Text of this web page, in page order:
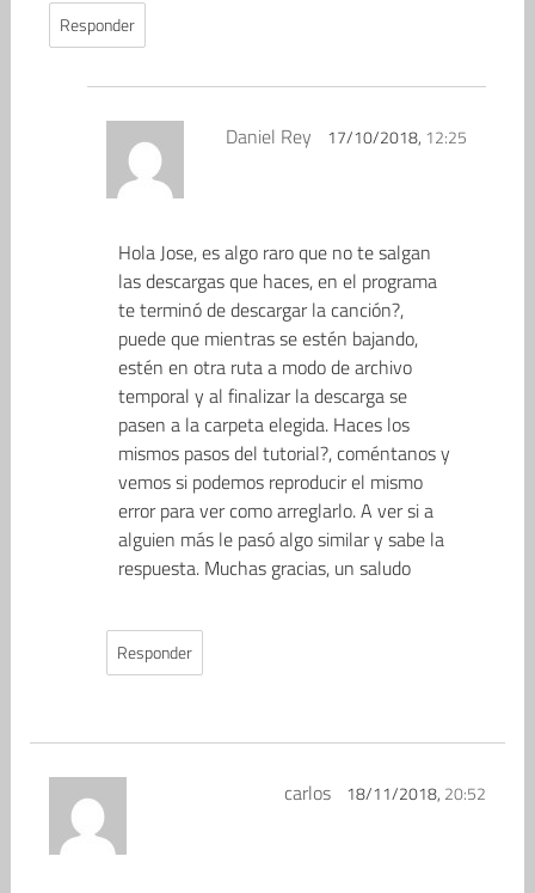
Responder
Daniel Rey 17/10/2018, 12:25
Hola Jose, es algo raro que no te salgan
las descargas que haces, en el programa
te terminó de descargar la canción?,
puede que mientras se estén bajando,
estén en otra ruta a modo de archivo
temporal y al finalizar la descarga se
pasen a la carpeta elegida. Haces los
mismos pasos del tutorial?, coméntanos y
vemos si podemos reproducir el mismo
error para ver como arreglarlo. A ver si a
alguien más le pasó algo similar y sabe la
respuesta. Muchas gracias, un saludo
Responder
carlos 18/11/2018, 20:52